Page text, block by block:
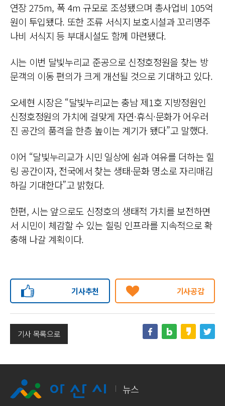
연장 275m, 폭 4m 규모로 조성됐으며 총사업비 105억
원이 투입됐다. 또한 조류 서식지 보호시설과 꼬리명주
나비 서식지 등 부대시설도 함께 마련됐다.
시는 이번 달빛누리교 준공으로 신정호정원을 찾는 방
문객의 이동 편의가 크게 개선될 것으로 기대하고 있다.
오세현 시장은 “달빛누리교는 충남 제1호 지방정원인
신정호정원의 가치에 걸맞게 자연·휴식·문화가 어우러
진 공간의 품격을 한층 높이는 계기가 됐다”고 말했다.
이어 “달빛누리교가 시민 일상에 쉼과 여유를 더하는 힐
링 공간이자, 전국에서 찾는 생태·문화 명소로 자리매김
하길 기대한다”고 밝혔다.
한편, 시는 앞으로도 신정호의 생태적 가치를 보전하면
서 시민이 체감할 수 있는 힐링 인프라를 지속적으로 확
충해 나갈 계획이다.
기사추천 기사공감
기사 목록으로
뉴스